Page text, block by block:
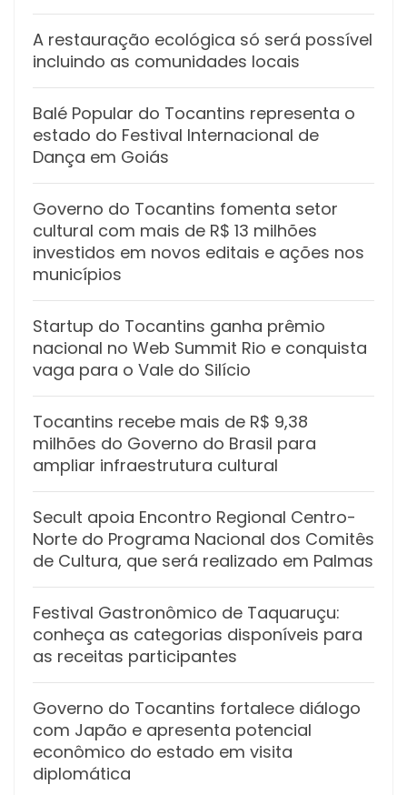
A restauração ecológica só será possível
incluindo as comunidades locais
Balé Popular do Tocantins representa o
estado do Festival Internacional de
Dança em Goiás
Governo do Tocantins fomenta setor
cultural com mais de R$ 13 milhões
investidos em novos editais e ações nos
municípios
Startup do Tocantins ganha prêmio
nacional no Web Summit Rio e conquista
vaga para o Vale do Silício
Tocantins recebe mais de R$ 9,38
milhões do Governo do Brasil para
ampliar infraestrutura cultural
Secult apoia Encontro Regional Centro-
Norte do Programa Nacional dos Comitês
de Cultura, que será realizado em Palmas
Festival Gastronômico de Taquaruçu:
conheça as categorias disponíveis para
as receitas participantes
Governo do Tocantins fortalece diálogo
com Japão e apresenta potencial
econômico do estado em visita
diplomática